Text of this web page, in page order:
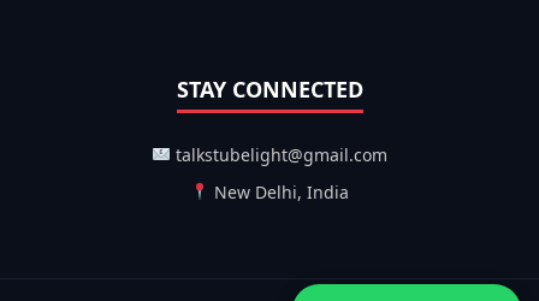
STAY CONNECTED
talkstubelight@gmail.com
New Delhi, India